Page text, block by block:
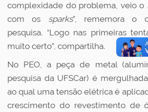
complexidade do problema, veio o
com os sparks”, rememora o
pesquisa. “Logo nas primeiras
muito certo”, compartilha.
No PEO, a peça de metal
pesquisa da UFSCar) é
ao qual uma tensão elétrica é
crescimento do revestimento de